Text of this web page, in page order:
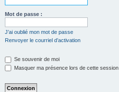
Mot de passe :
J’ai oublié mon mot de passe
Renvoyer le courriel d’activation
Se souvenir de moi
Masquer ma présence lors de cette session